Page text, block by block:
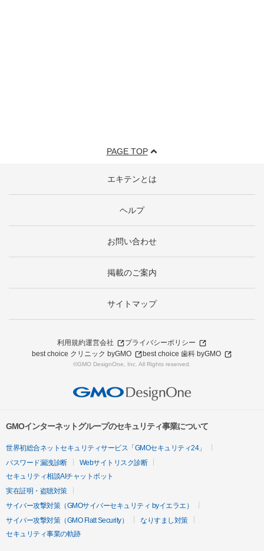
PAGE TOP
エキテンとは
ヘルプ
お問い合わせ
掲載のご案内
サイトマップ
利用規約運営会社
プライバシーポリシー
best choice クリニック byGMO
best choice 歯科 byGMO
©GMO DesignOne, Inc. All Rights reserved.
GMOインターネットグループのセキュリティ事業について
世界初総合ネットセキュリティサービス「GMOセキュリティ24」
パスワード漏洩診断
Webサイトリスク診断
セキュリティ相談AIチャットボット
実在証明・盗聴対策
サイバー攻撃対策（GMOサイバーセキュリティ byイエラエ）
サイバー攻撃対策（GMO Flatt Security）
なりすまし対策
セキュリティ事業の軌跡